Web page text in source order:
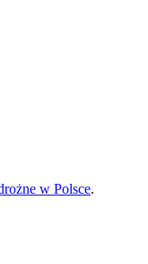
w Polsce.